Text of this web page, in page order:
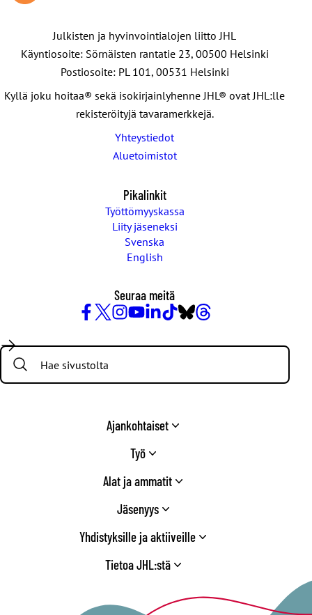
Julkisten ja hyvinvointialojen liitto JHL
Käyntiosoite: Sörnäisten rantatie 23, 00500 Helsinki
Postiosoite: PL 101, 00531 Helsinki
Kyllä joku hoitaa® sekä isokirjainlyhenne JHL® ovat JHL:lle
rekisteröityjä tavaramerkkejä.
Yhteystiedot
Aluetoimistot
Pikalinkit
Työttömyyskassa
Liity jäseneksi
Svenska
English
Seuraa meitä
/
Twitter
Search:
Ajankohtaiset
Työ
Alat ja ammatit
Jäsenyys
Yhdistyksille ja aktiiveille
Tietoa JHL:stä